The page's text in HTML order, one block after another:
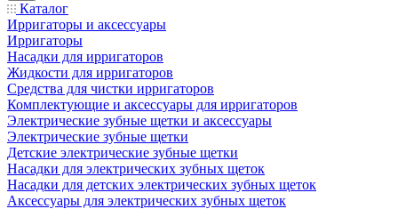
Каталог
Ирригаторы и аксессуары
Ирригаторы
Насадки для ирригаторов
Жидкости для ирригаторов
Средства для чистки ирригаторов
Комплектующие и аксессуары для ирригаторов
Электрические зубные щетки и аксессуары
Электрические зубные щетки
Детские электрические зубные щетки
Насадки для электрических зубных щеток
Насадки для детских электрических зубных щеток
Аксессуары для электрических зубных щеток